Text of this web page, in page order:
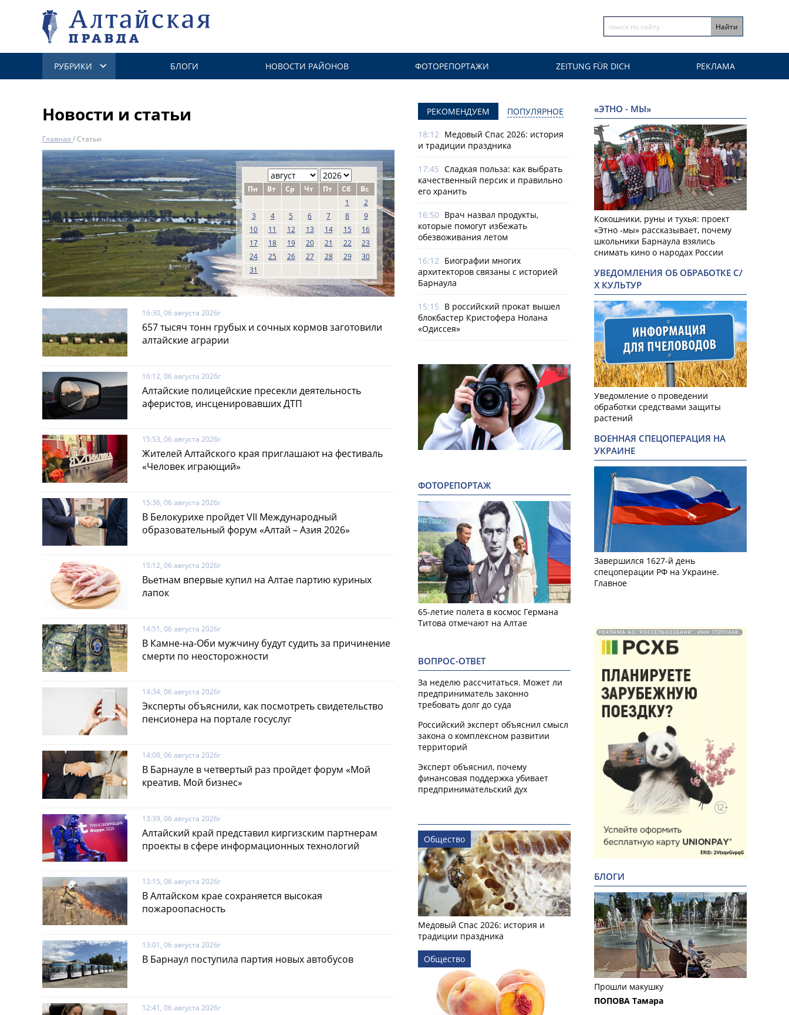
РУБРИКИ БЛОГИ НОВОСТИ РАЙОНОВ ФОТОРЕПОРТАЖИ ZEITUNG FÜR DICH РЕКЛАМА
Новости и статьи
Главная /Статьи
Пн Вт Ср Чт Пт Сб
Вс
1
2
3
4 5 6 7 8
9
10
11 12 13 14 15
16
17
18 19 20 21 22
23
24
25 26 27 28 29
30
31
16:30, 06 августа 2026г
657 тысяч тонн грубых и сочных кормов заготовили
алтайские аграрии
16:12, 06 августа 2026г
Алтайские полицейские пресекли деятельность
аферистов, инсценировавших ДТП
15:53, 06 августа 2026г
Жителей Алтайского края приглашают на фестиваль
«Человек играющий»
15:36, 06 августа 2026г
В Белокурихе пройдет VII Международный
образовательный форум «Алтай – Азия 2026»
15:12, 06 августа 2026г
Вьетнам впервые купил на Алтае партию куриных
лапок
14:51, 06 августа 2026г
В Камне-на-Оби мужчину будут судить за причинение
смерти по неосторожности
14:34, 06 августа 2026г
Эксперты объяснили, как посмотреть свидетельство
пенсионера на портале госуслуг
14:08, 06 августа 2026г
В Барнауле в четвертый раз пройдет форум «Мой
креатив. Мой бизнес»
13:39, 06 августа 2026г
Алтайский край представил киргизским партнерам
проекты в сфере информационных технологий
13:15, 06 августа 2026г
В Алтайском крае сохраняется высокая
пожароопасность
13:01, 06 августа 2026г
В Барнаул поступила партия новых автобусов
12:41, 06 августа 2026г
РЕКОМЕНДУЕМ ПОПУЛЯРНОЕ
18:12 Медовый Спас 2026: история
и традиции праздника
17:45 Сладкая польза: как выбрать
качественный персик и правильно
его хранить
16:50 Врач назвал продукты,
которые помогут избежать
обезвоживания летом
16:12 Биографии многих
архитекторов связаны с историей
Барнаула
15:15 В российский прокат вышел
блокбастер Кристофера Нолана
«Одиссея»
ФОТОРЕПОРТАЖ
65-летие полета в космос Германа
Титова отмечают на Алтае
ВОПРОС-ОТВЕТ
За неделю рассчитаться. Может ли
предприниматель законно
требовать долг до суда
Российский эксперт объяснил смысл
закона о комплексном развитии
территорий
Эксперт объяснил, почему
финансовая поддержка убивает
предпринимательский дух
Общество
Медовый Спас 2026: история и
традиции праздника
Общество
«ЭТНО - МЫ»
Кокошники, руны и тухья: проект
«Этно -мы» рассказывает, почему
школьники Барнаула взялись
снимать кино о народах России
УВЕДОМЛЕНИЯ ОБ ОБРАБОТКЕ С/
Х КУЛЬТУР
Уведомление о проведении
обработки средствами защиты
растений
ВОЕННАЯ СПЕЦОПЕРАЦИЯ НА
УКРАИНЕ
Завершился 1627-й день
спецоперации РФ на Украине.
Главное
РЕКЛАМА АО "РОССЕЛЬХОЗБАНК". ИНН 772511448.
БЛОГИ
Прошли макушку
ПОПОВА Тамара